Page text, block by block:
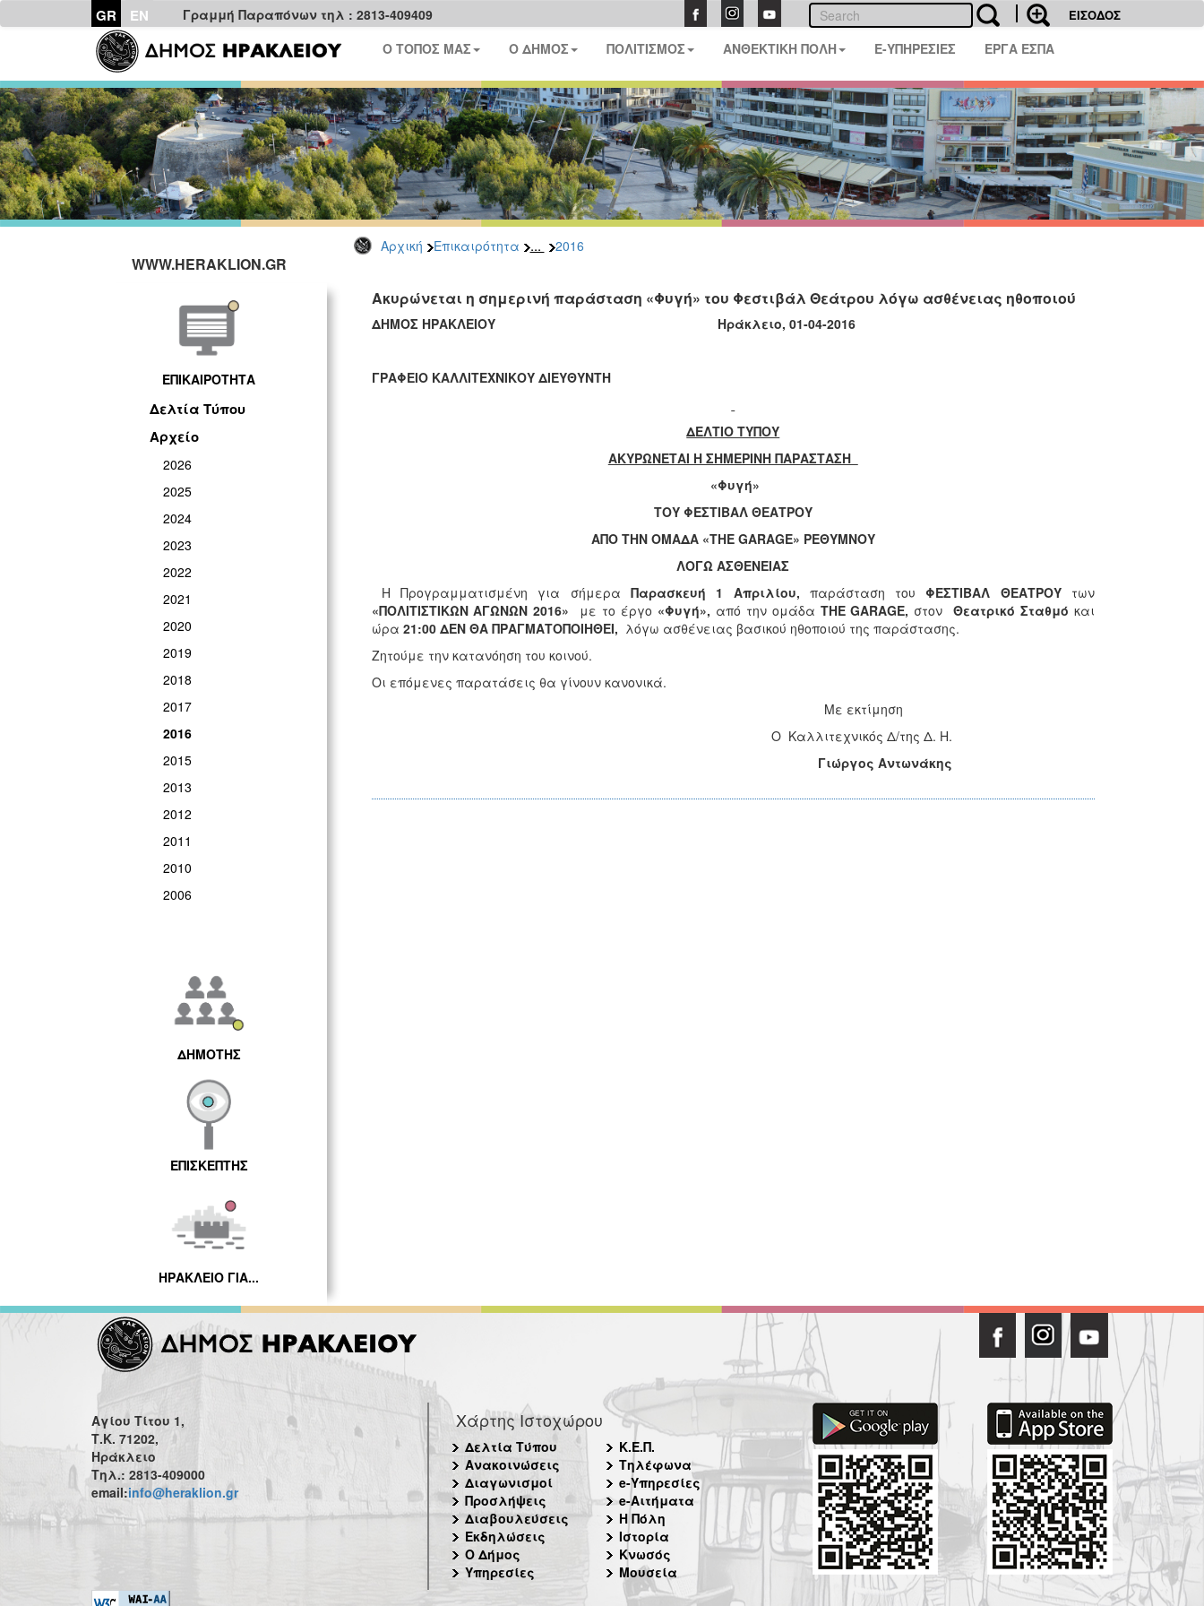
GR EN Γραμμή Παραπόνων τηλ : 2813-409409 ΕΙΣΟΔΟΣ
Ο ΤΟΠΟΣ ΜΑΣ Ο ΔΗΜΟΣ ΠΟΛΙΤΙΣΜΟΣ ΑΝΘΕΚΤΙΚΗ ΠΟΛΗ E-ΥΠΗΡΕΣΙΕΣ ΕΡΓΑ ΕΣΠΑ
Αρχική Επικαιρότητα ... 2016
WWW.HERAKLION.GR
ΕΠΙΚΑΙΡΟΤΗΤΑ
Δελτία Τύπου
Αρχείο
2026
2025
2024
2023
2022
2021
2020
2019
2018
2017
2016
2015
2013
2012
2011
2010
2006
ΔΗΜΟΤΗΣ
ΕΠΙΣΚΕΠΤΗΣ
ΗΡΑΚΛΕΙΟ ΓΙΑ...
Ακυρώνεται η σημερινή παράσταση «Φυγή» του Φεστιβάλ Θεάτρου λόγω ασθένειας ηθοποιού
ΔΗΜΟΣ ΗΡΑΚΛΕΙΟΥ Ηράκλειο, 01-04-2016
ΓΡΑΦΕΙΟ ΚΑΛΛΙΤΕΧΝΙΚΟΥ ΔΙΕΥΘΥΝΤΗ
ΔΕΛΤΙΟ ΤΥΠΟΥ
ΑΚΥΡΩΝΕΤΑΙ Η ΣΗΜΕΡΙΝΗ ΠΑΡΑΣΤΑΣΗ
«Φυγή»
ΤΟΥ ΦΕΣΤΙΒΑΛ ΘΕΑΤΡΟΥ
ΑΠΟ ΤΗΝ ΟΜΑΔΑ «THE GARAGE» ΡΕΘΥΜΝΟΥ
ΛΟΓΩ ΑΣΘΕΝΕΙΑΣ
Η Προγραμματισμένη για σήμερα Παρασκευή 1 Απριλίου, παράσταση του ΦΕΣΤΙΒΑΛ ΘΕΑΤΡΟΥ
των
«ΠΟΛΙΤΙΣΤΙΚΩΝ ΑΓΩΝΩΝ 2016» με το έργο «Φυγή», από την ομάδα THE GARAGE, στονΘεατρικό Σταθμόκαι
ώρα 21:00 ΔΕΝ ΘΑ ΠΡΑΓΜΑΤΟΠΟΙΗΘΕΙ, λόγω ασθένειας βασικού ηθοποιού της παράστασης.
Ζητούμε την κατανόηση του κοινού.
Οι επόμενες παρατάσεις θα γίνουν κανονικά.
Με εκτίμηση
Ο Καλλιτεχνικός Δ/της Δ. Η.
Γιώργος Αντωνάκης
Αγίου Τίτου 1,
Τ.Κ. 71202,
Ηράκλειο
Τηλ.: 2813-409000
email:info@heraklion.gr
Χάρτης Ιστοχώρου
Δελτία Τύπου
Ανακοινώσεις
Διαγωνισμοί
Προσλήψεις
Διαβουλεύσεις
Εκδηλώσεις
Ο Δήμος
Υπηρεσίες
Κ.Ε.Π.
Τηλέφωνα
e-Υπηρεσίες
e-Αιτήματα
Η Πόλη
Ιστορία
Κνωσός
Μουσεία